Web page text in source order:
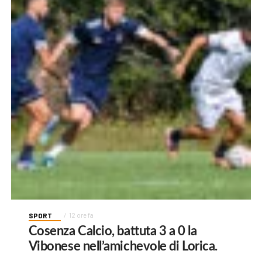
SPORT 12 ore fa
Cosenza Calcio, battuta 3 a 0 la
Vibonese nell’amichevole di Lorica.